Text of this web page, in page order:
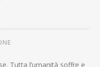
Tutta l’umanità soffre e